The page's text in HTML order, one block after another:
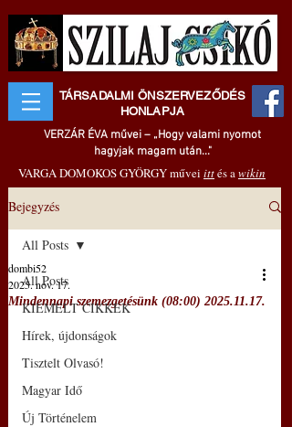
TÁRSADALMI ÖNSZERVEZŐDÉS
HONLAPJA
VERZÁR ÉVA művei – „Hogy valami nyomot
hagyjak magam után..."
VARGA DOMOKOS GYÖRGY művei ittés awikin
Bejegyzés
All Posts
KIEMELT CIKKEK
Hírek, újdonságok
Tisztelt Olvasó!
Magyar Idő
Új Történelem
All Posts
Mindennapi szemezgetésünk (08:00) 2025.11.17.
dombi52
2025. nov. 17.